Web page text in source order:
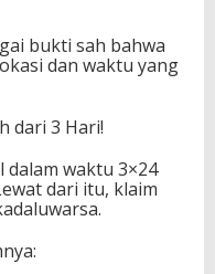
bukti sah bahwa
dan waktu yang
dari 3 Hari!
dalam waktu 3×24
dari itu, klaim